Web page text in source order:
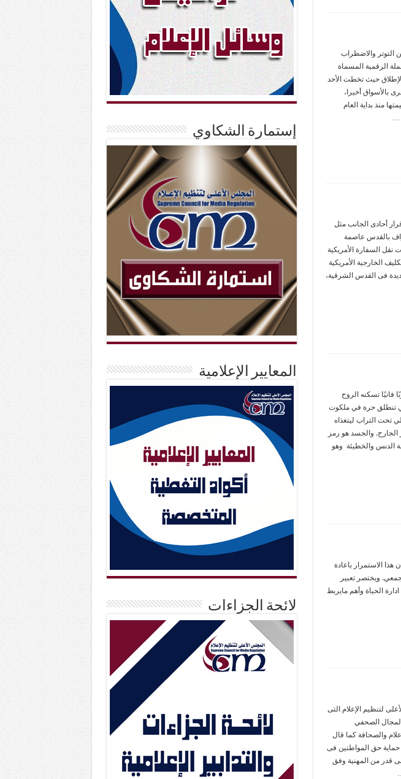
التوتر والاضطراب
الرقمية المسماة
حيث تخطت الأحد
بالأسواق أخيرا،
منذ بداية العام
…
أحادى الجانب مثل
بالقدس عاصمة
نقل السفارة الأمريكية
الخارجية الأمريكية
فى القدس الشرقية،
فانيًا تسكنه الروح
تنطلق حرة في ملكوت
تحت التراب ليتغذاه
الجارح. والجسد هو رمز
الدنس والخطيئة وهو
الاستمرار باعادة
ويختصر تعبير
الحياة وأهم مايربط
لتنظيم الإعلام التى
الصحفي
والصحافة كما قال
حماية حق المواطنين فى
قدر من المهنية وفق
إستمارة الشكاوي
المعايير الإعلامية
لائحة الجزاءات